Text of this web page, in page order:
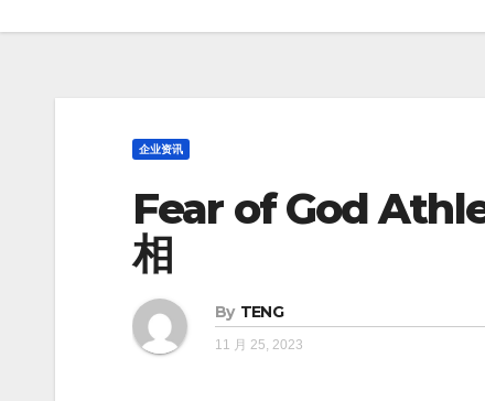
企业资讯
Fear of God
相
By TENG
11 月 25, 2023